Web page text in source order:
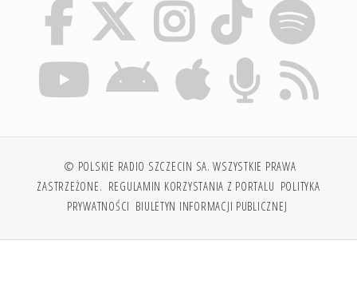
© POLSKIE RADIO SZCZECIN SA. WSZYSTKIE PRAWA
ZASTRZEŻONE. REGULAMIN KORZYSTANIA Z PORTALU POLITYKA
PRYWATNOŚCI BIULETYN INFORMACJI PUBLICZNEJ